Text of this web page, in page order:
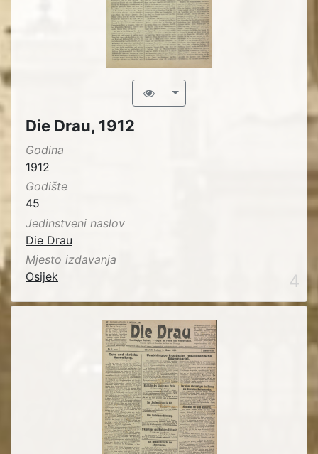
Die Drau, 1912
Godina
1912
Godište
45
Jedinstveni naslov
Die Drau
Mjesto izdavanja
Osijek
4